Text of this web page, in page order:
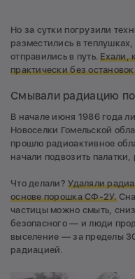
Но за сутки погрузили
разместились в
отправились в путь.Ехали,
практически без
Смывали радиацию по
В начале июня 1986 года
Новоселки Гомельской
прошло радиоактивное
начали подвозить палатки,
Что делали?Удаляли
основе порошка СФ-2У.
частицы можно смыть,
безопасного — и люди
выселение — за пределы
радиацией.